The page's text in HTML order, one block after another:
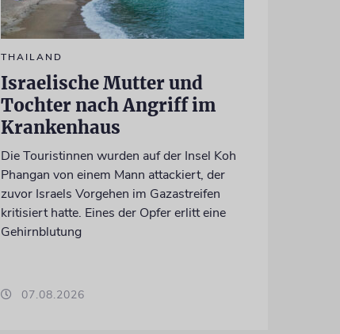
THAILAND
Israelische Mutter und
Tochter nach Angriff im
Krankenhaus
Die Touristinnen wurden auf der Insel Koh
Phangan von einem Mann attackiert, der
zuvor Israels Vorgehen im Gazastreifen
kritisiert hatte. Eines der Opfer erlitt eine
Gehirnblutung
07.08.2026